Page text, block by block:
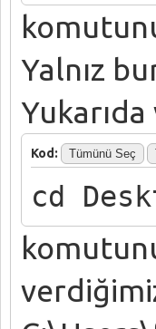
Yalnız
Kod: Tümünü Seç
cd